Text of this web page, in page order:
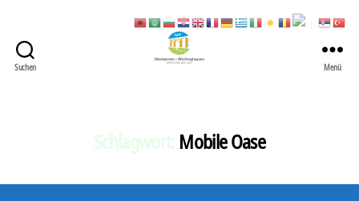
Suchen
Stadt
Menü
Mobile Oase